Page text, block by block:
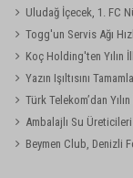
Uludağ İçecek, 1. FC
Togg'un Servis Ağı
Koç Holding'ten Yılın
Yazın Işıltısını
Türk Telekom’dan
Ambalajlı Su Üreticileri
Beymen Club, Denizli